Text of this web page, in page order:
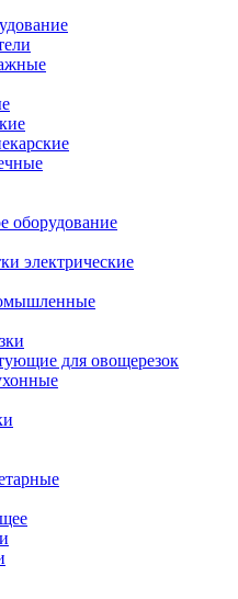
оборудование
электрические
для овощерезок